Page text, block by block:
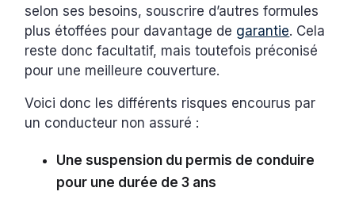
selon ses besoins, souscrire d’autres formules
plus étoffées pour davantage de garantie. Cela
reste donc facultatif, mais toutefois préconisé
pour une meilleure couverture.
Voici donc les différents risques encourus par
un conducteur non assuré :
Une suspension du permis de conduire
pour une durée de 3 ans